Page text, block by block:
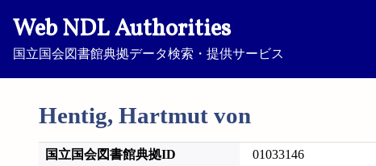
Web NDL Authorities
国立国会図書館典拠データ検索・提供サービス
Hentig, Hartmut von
国立国会図書館典拠ID 01033146